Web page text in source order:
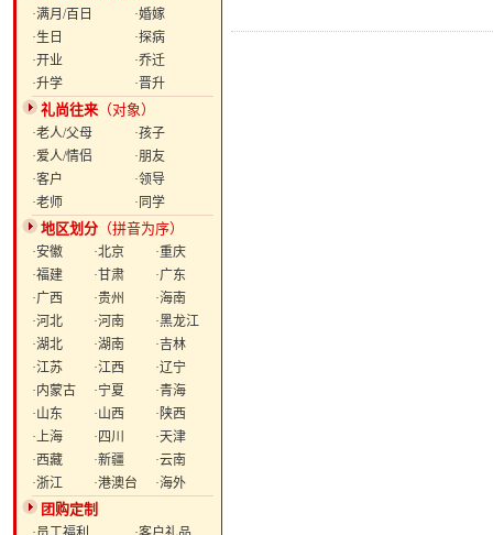
·满月/百日
·婚嫁
·生日
·探病
·开业
·乔迁
·升学
·晋升
礼尚往来 （对象）
·老人/父母
·孩子
·爱人/情侣
·朋友
·客户
·领导
·老师
·同学
地区划分 （拼音为序）
·安徽 ·北京
·重庆
·福建
·甘肃
·广东
·广西
·贵州
·海南
·河北
·河南
·黑龙江
·湖北
·湖南
·吉林
·江苏
·江西
·辽宁
·内蒙古
·宁夏
·青海
·山东
·山西
·陕西
·上海
·四川
·天津
·西藏
·新疆
·云南
·浙江
·港澳台 ·海外
团购定制